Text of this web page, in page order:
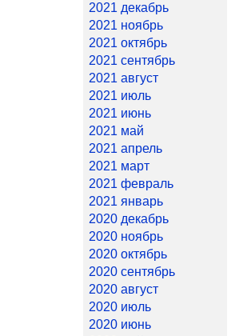
2021 декабрь
2021 ноябрь
2021 октябрь
2021 сентябрь
2021 август
2021 июль
2021 июнь
2021 май
2021 апрель
2021 март
2021 февраль
2021 январь
2020 декабрь
2020 ноябрь
2020 октябрь
2020 сентябрь
2020 август
2020 июль
2020 июнь